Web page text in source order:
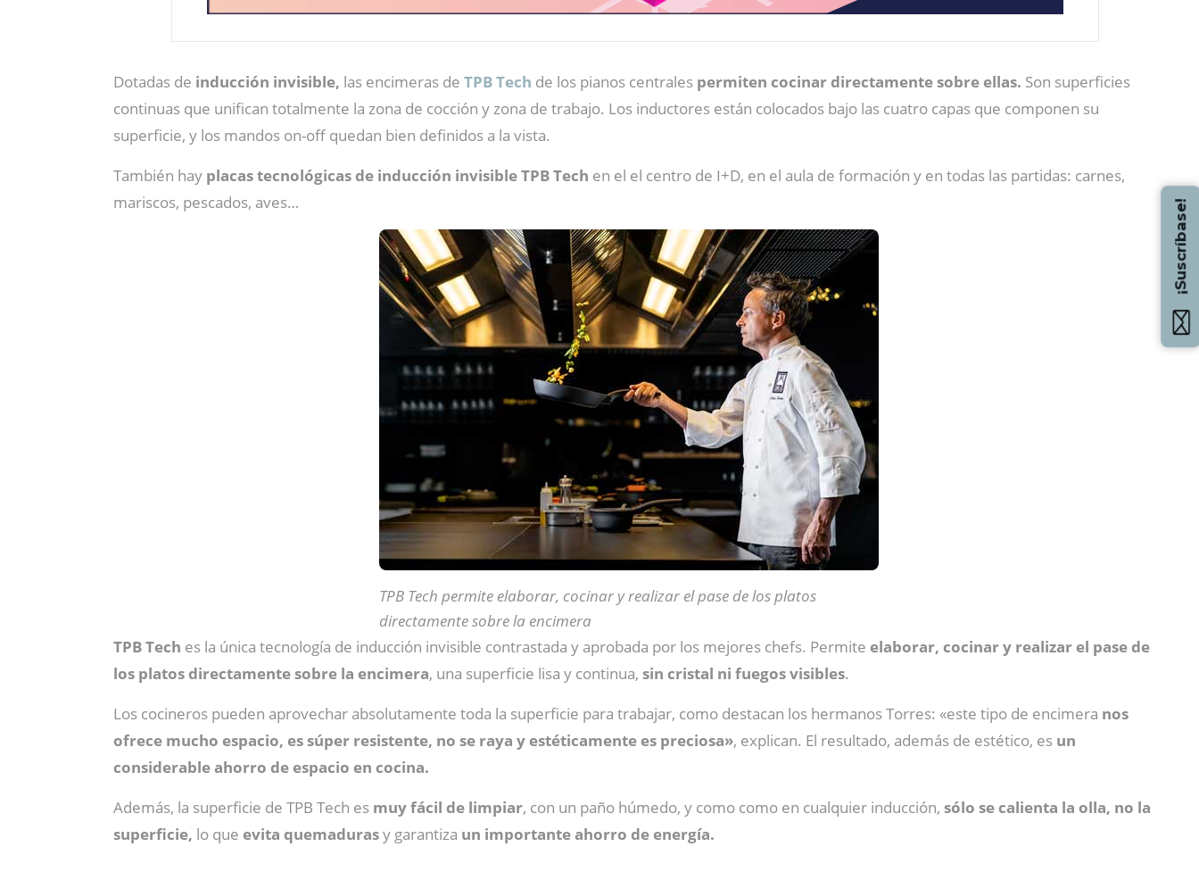
Dotadas de inducción invisible, las encimeras de TPB Tech de los pianos centrales permiten cocinar directamente sobre ellas. Son superficies
continuas que unifican totalmente la zona de cocción y zona de trabajo. Los inductores están colocados bajo las cuatro capas que componen su
superficie, y los mandos on-off quedan bien definidos a la vista.
También hay placas tecnológicas de inducción invisible TPB Tech en el el centro de I+D, en el aula de formación y en todas las partidas: carnes,
mariscos, pescados, aves…
TPB Tech permite elaborar, cocinar y realizar el pase de los platos
directamente sobre la encimera
TPB Tech es la única tecnología de inducción invisible contrastada y aprobada por los mejores chefs. Permite elaborar, cocinar y realizar el pase de
los platos directamente sobre la encimera, una superficie lisa y continua, sin cristal ni fuegos visibles.
Los cocineros pueden aprovechar absolutamente toda la superficie para trabajar, como destacan los hermanos Torres: «este tipo de encimera nos
ofrece mucho espacio, es súper resistente, no se raya y estéticamente es preciosa», explican. El resultado, además de estético, es un
considerable ahorro de espacio en cocina.
Además, la superficie de TPB Tech es muy fácil de limpiar, con un paño húmedo, y como como en cualquier inducción, sólo se calienta la olla, no la
superficie, lo que evita quemadurasy garantiza un importante ahorro de energía.
¡Suscríbase!